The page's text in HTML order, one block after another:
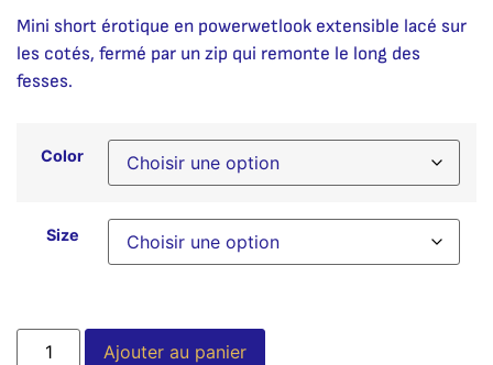
Mini short érotique en powerwetlook extensible lacé sur
les cotés, fermé par un zip qui remonte le long des
fesses.
Color
Size
Ajouter au panier